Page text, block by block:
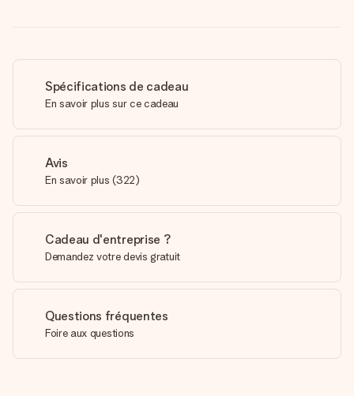
Spécifications de cadeau
En savoir plus sur ce cadeau
Avis
En savoir plus (322)
Cadeau d'entreprise ?
Demandez votre devis gratuit
Questions fréquentes
Foire aux questions